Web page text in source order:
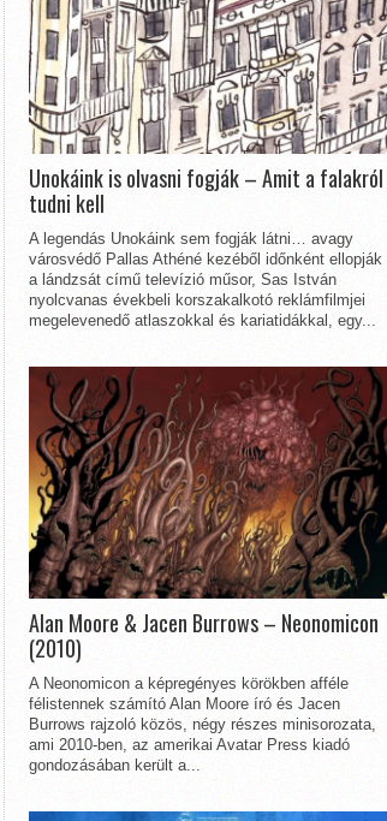
Unokáink is olvasni fogják – Amit a falakról
tudni kell
A legendás Unokáink sem fogják látni… avagy
városvédő Pallas Athéné kezéből időnként ellopják
a lándzsát című televízió műsor, Sas István
nyolcvanas évekbeli korszakalkotó reklámfilmjei
megelevenedő atlaszokkal és kariatidákkal, egy...
Alan Moore & Jacen Burrows – Neonomicon
(2010)
A Neonomicon a képregényes körökben afféle
félistennek számító Alan Moore író és Jacen
Burrows rajzoló közös, négy részes minisorozata,
ami 2010-ben, az amerikai Avatar Press kiadó
gondozásában került a...